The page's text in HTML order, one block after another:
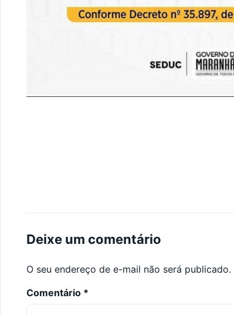
Deixe um comentário
O seu endereço de e-mail não será publicado.
Comentário *